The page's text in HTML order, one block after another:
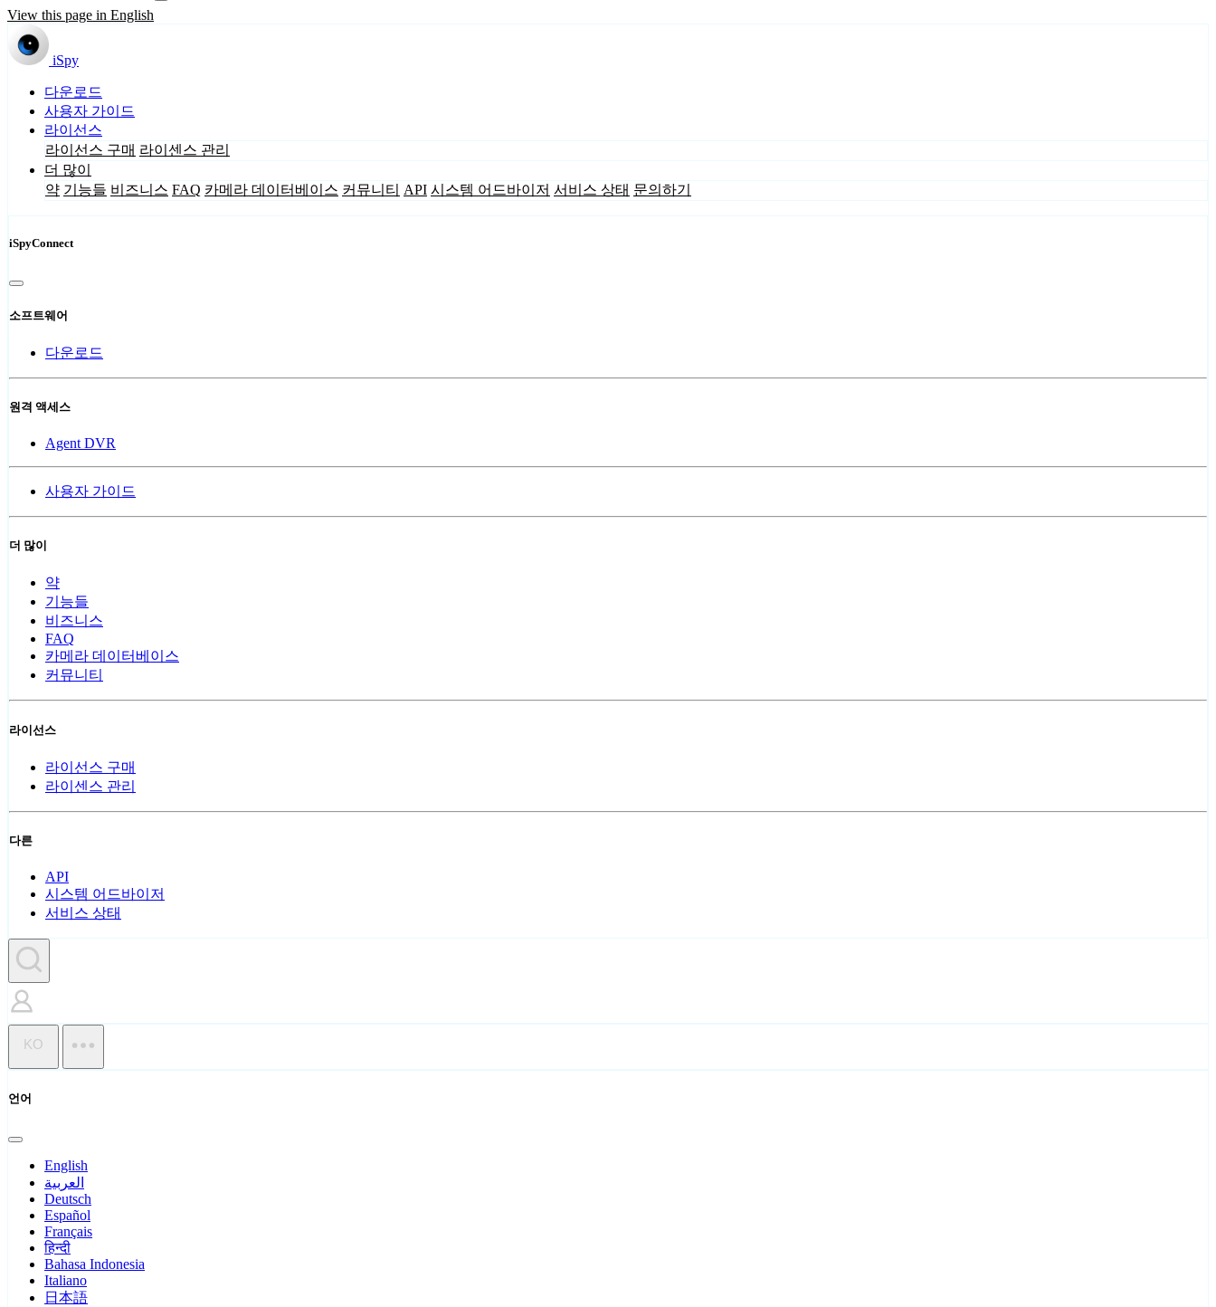
View this page in English
iSpy
다운로드
사용자 가이드
라이선스
라이선스 구매 라이센스 관리
더 많이
약 기능들 비즈니스 FAQ 카메라 데이터베이스 커뮤니티 API 시스템 어드바이저 서비스 상태 문의하기
iSpyConnect
소프트웨어
다운로드
원격 액세스
Agent DVR
사용자 가이드
더 많이
약
기능들
비즈니스
FAQ
카메라 데이터베이스
커뮤니티
라이선스
라이선스 구매
라이센스 관리
다른
API
시스템 어드바이저
서비스 상태
KO
언어
English
العربية
Deutsch
Español
Français
हिन्दी
Bahasa Indonesia
Italiano
日本語